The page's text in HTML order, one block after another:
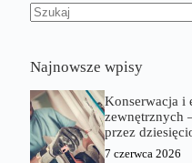
Najnowsze wpisy
Konserwacja i
zewnętrznych
przez
7 czerwca 2026